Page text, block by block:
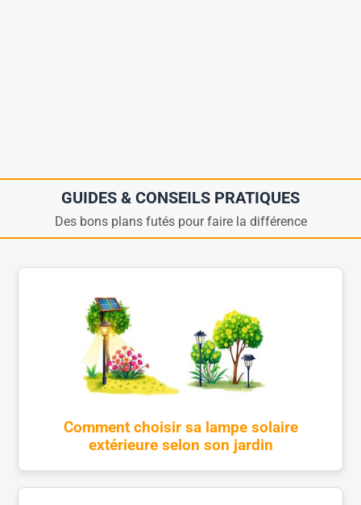
GUIDES & CONSEILS PRATIQUES
Des bons plans futés pour faire la différence
Comment choisir sa lampe solaire
extérieure selon son jardin